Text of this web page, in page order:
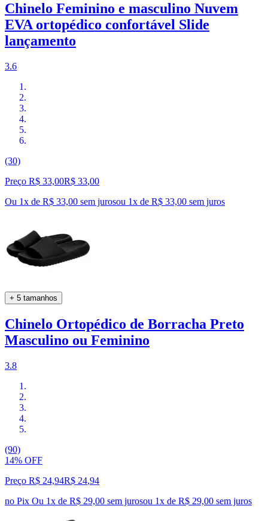
Chinelo Feminino e masculino Nuvem
EVA ortopédico confortável Slide
lançamento
3.6
(30)
Preço R$ 33,00R$ 33,00
Ou 1x de R$ 33,00 sem jurosou 1x de R$ 33,00 sem juros
+ 5 tamanhos
Chinelo Ortopédico de Borracha Preto
Masculino ou Feminino
3.8
(90)
14% OFF
Preço R$ 24,94R$ 24,94
no Pix Ou 1x de R$ 29,00 sem jurosou 1x de R$ 29,00 sem juros